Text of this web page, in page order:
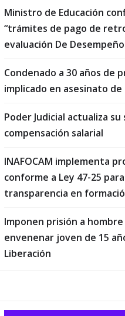
Ministro de Educación
“trámites de pago de
evaluación De
Condenado a 30 años de
implicado en asesinato de
Poder Judicial actualiza
compensación salarial
INAFOCAM implementa
conforme a Ley 47-25
transparencia en
Imponen prisión a
envenenar joven de 15
Liberación